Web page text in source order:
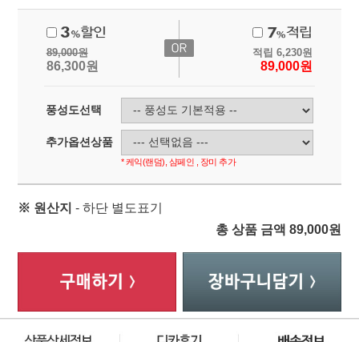
89,000원
86,300원
적립 6,230원
89,000원
풍성도선택
추가옵션상품
* 케익(랜덤), 샴페인 , 장미 추가
※ 원산지 - 하단 별도표기
총 상품 금액 89,000원